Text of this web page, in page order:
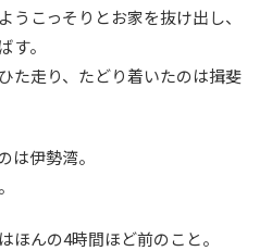
うこっそりとお家を抜け出し、
す。
た走り、たどり着いたのは揖斐
は伊勢湾。
ほんの4時間ほど前のこと。